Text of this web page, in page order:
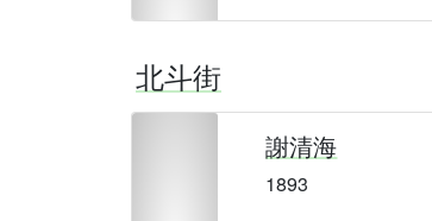
北斗街
謝清海
1893